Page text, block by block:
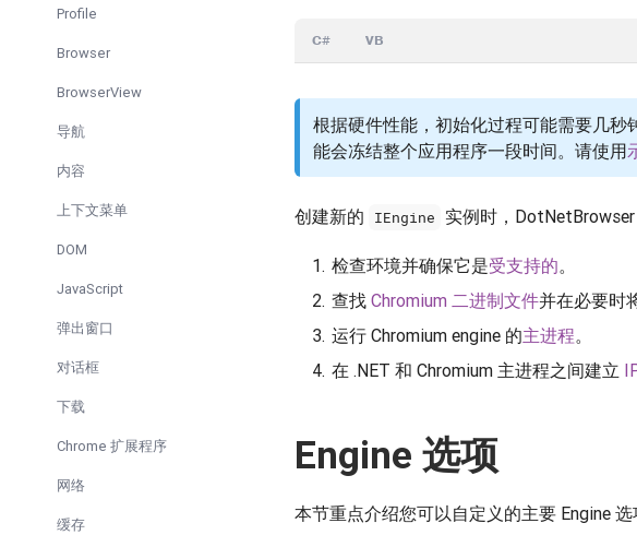
Profile
Browser
BrowserView
导航
内容
上下文菜单
DOM
JavaScript
弹出窗口
对话框
下载
Chrome 扩展程序
网络
缓存
C# VB
根据硬件性能，初始化过程可能需要几
能会冻结整个应用程序一段时间。请使用
创建新的 IEngine 实例时，DotNetBrowser
检查环境并确保它是受支持的。
查找 Chromium 二进制文件并在必要时
运行 Chromium engine 的主进程。
在 .NET 和 Chromium 主进程之间建立
Engine 选项
本节重点介绍您可以自定义的主要 Engine 选